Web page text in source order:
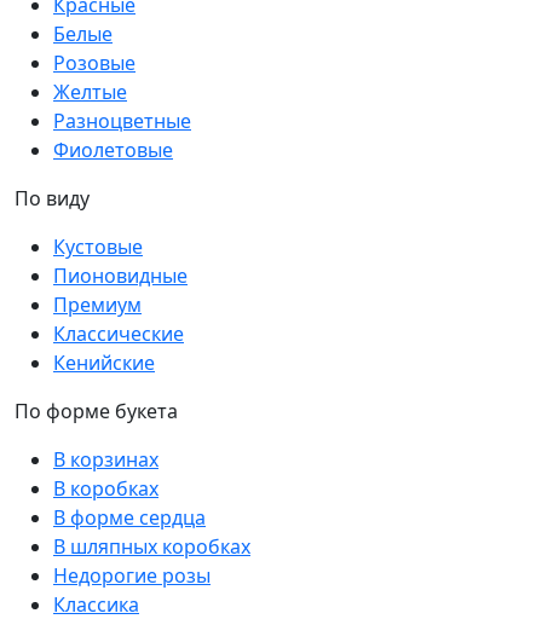
Белые
Розовые
Желтые
Разноцветные
Фиолетовые
По виду
Кустовые
Пионовидные
Премиум
Классические
Кенийские
По форме букета
В корзинах
В коробках
В форме сердца
В шляпных коробках
Недорогие розы
Классика